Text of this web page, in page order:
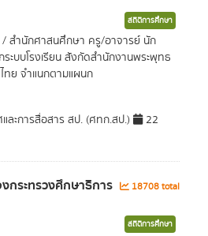
สถิติการศึกษา
/ สำนักศาสนศึกษา ครู/อาจารย์ นัก
ะบบโรงเรียน สังกัดสำนักงานพระพุทธ
ทย จำแนกตามแผนก
ละการสื่อสาร สป. (ศทก.สป.)
22
ระทรวงศึกษาธิการ
18708 total
สถิติการศึกษา